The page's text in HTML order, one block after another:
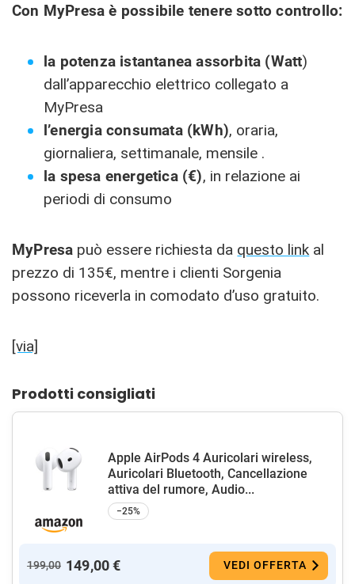
Con MyPresa è possibile tenere sotto controllo:
la potenza istantanea assorbita (Watt)
dall’apparecchio elettrico collegato a
MyPresa
l’energia consumata (kWh), oraria,
giornaliera, settimanale, mensile .
la spesa energetica (€), in relazione ai
periodi di consumo
MyPresa può essere richiesta da questo link al
prezzo di 135€, mentre i clienti Sorgenia
possono riceverla in comodato d’uso gratuito.
[via]
Prodotti consigliati
Apple AirPods 4 Auricolari wireless,
Auricolari Bluetooth, Cancellazione
attiva del rumore, Audio...
−25%
199,00 149,00 € VEDI OFFERTA